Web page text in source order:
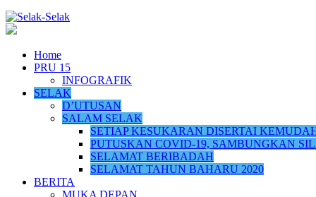
Home
PRU 15
INFOGRAFIK
SELAK
D’UTUSAN
SALAM SELAK
SETIAP KESUKARAN DISERTAI
PUTUSKAN COVID-19, SAMBUNGKAN
SELAMAT BERIBADAH
SELAMAT TAHUN BAHARU 2020
BERITA
MUKA DEPAN